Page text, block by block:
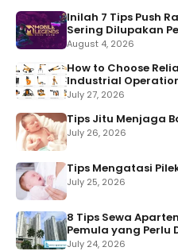
Inilah 7 Tips Push
Sering Dilupakan
August 4, 2026
How to Choose
Industrial
July 27, 2026
Tips Jitu Menjaga
July 26, 2026
Tips Mengatasi
July 25, 2026
8 Tips Sewa
Pemula yang Perlu
July 24, 2026